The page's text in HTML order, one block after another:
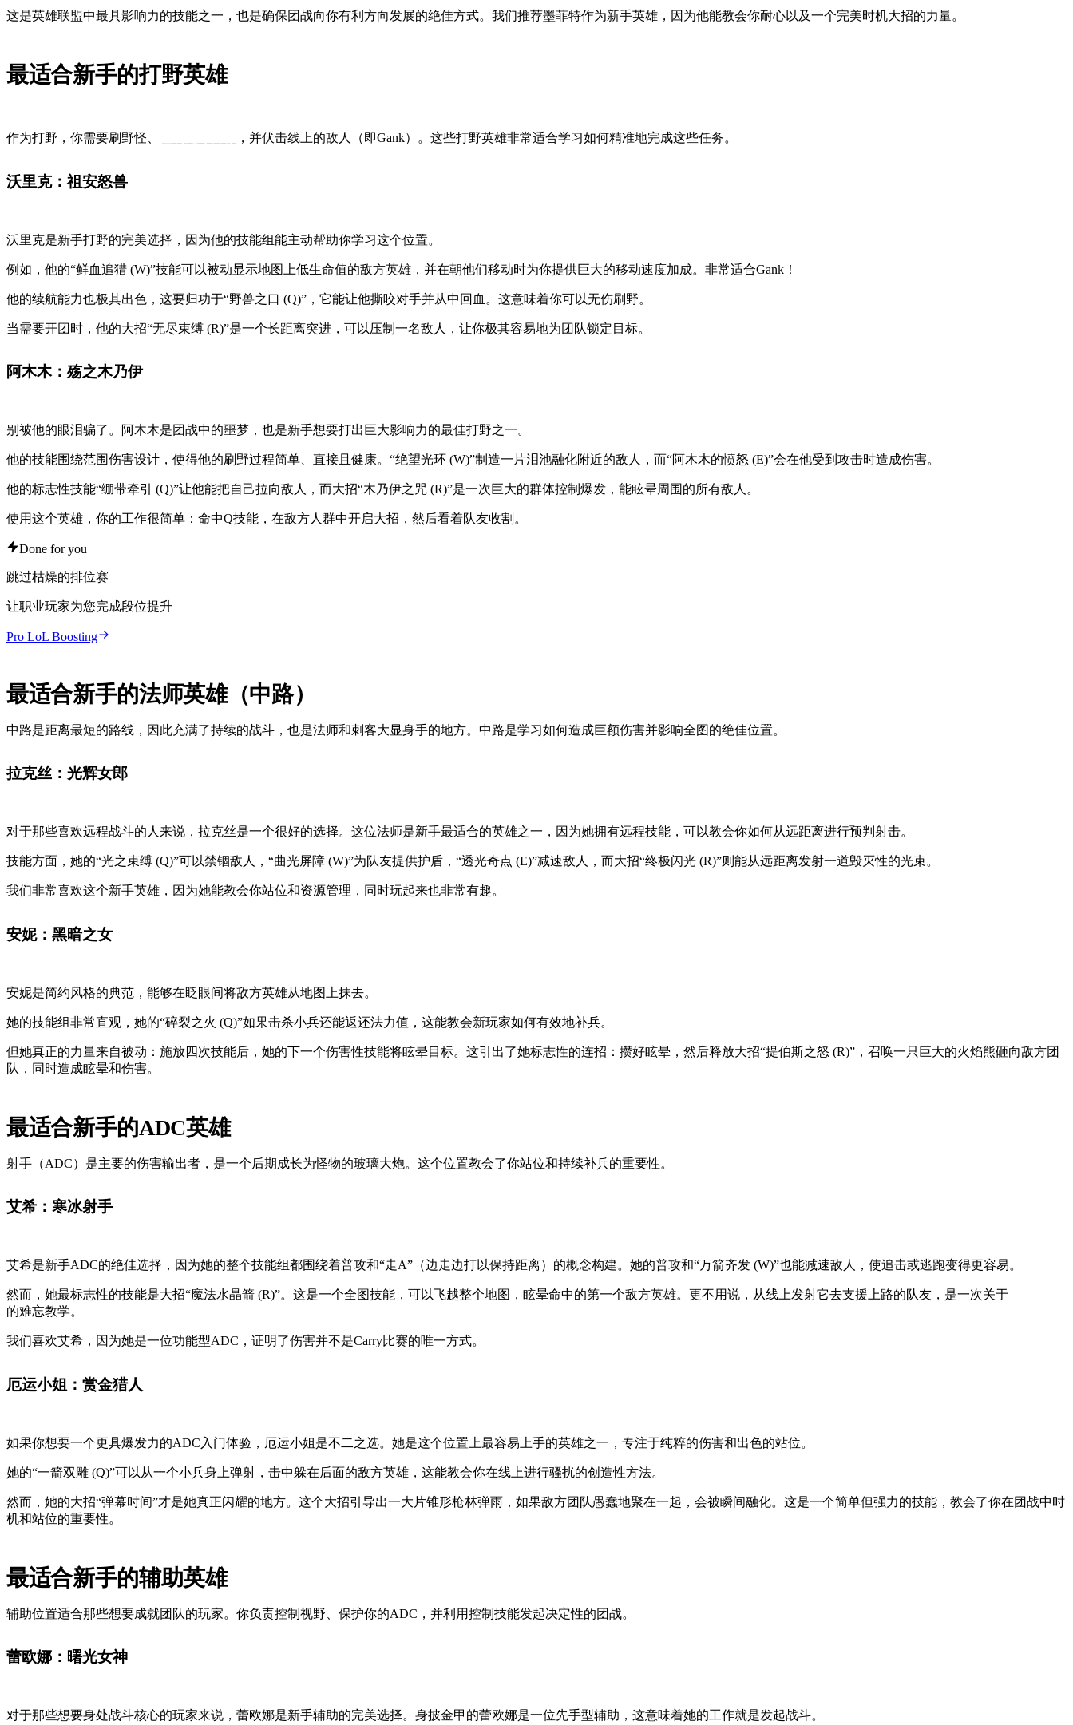
这是英雄联盟中最具影响力的技能之一，也是确保团战向你有利方向发展的绝佳方式。我们推荐墨菲特作为新手英雄，因为他能教会你耐心以及一个完美时机大招的力量。
最适合新手的打野英雄
作为打野，你需要刷野怪、 ，并伏击线上的敌人（即Gank）。这些打野英雄非常适合学习如何精准地完成这些任务。
沃里克：祖安怒兽
沃里克是新手打野的完美选择，因为他的技能组能主动帮助你学习这个位置。
例如，他的“鲜血追猎 (W)”技能可以被动显示地图上低生命值的敌方英雄，并在朝他们移动时为你提供巨大的移动速度加成。非常适合Gank！
他的续航能力也极其出色，这要归功于“野兽之口 (Q)”，它能让他撕咬对手并从中回血。这意味着你可以无伤刷野。
当需要开团时，他的大招“无尽束缚 (R)”是一个长距离突进，可以压制一名敌人，让你极其容易地为团队锁定目标。
阿木木：殇之木乃伊
别被他的眼泪骗了。阿木木是团战中的噩梦，也是新手想要打出巨大影响力的最佳打野之一。
他的技能围绕范围伤害设计，使得他的刷野过程简单、直接且健康。“绝望光环 (W)”制造一片泪池融化附近的敌人，而“阿木木的愤怒 (E)”会在他受到攻击时造成伤害。
他的标志性技能“绷带牵引 (Q)”让他能把自己拉向敌人，而大招“木乃伊之咒 (R)”是一次巨大的群体控制爆发，能眩晕周围的所有敌人。
使用这个英雄，你的工作很简单：命中Q技能，在敌方人群中开启大招，然后看着队友收割。
Done for you
跳过枯燥的排位赛
让职业玩家为您完成段位提升
Pro LoL Boosting
最适合新手的法师英雄（中路）
中路是距离最短的路线，因此充满了持续的战斗，也是法师和刺客大显身手的地方。中路是学习如何造成巨额伤害并影响全图的绝佳位置。
拉克丝：光辉女郎
对于那些喜欢远程战斗的人来说，拉克丝是一个很好的选择。这位法师是新手最适合的英雄之一，因为她拥有远程技能，可以教会你如何从远距离进行预判射击。
技能方面，她的“光之束缚 (Q)”可以禁锢敌人，“曲光屏障 (W)”为队友提供护盾，“透光奇点 (E)”减速敌人，而大招“终极闪光 (R)”则能从远距离发射一道毁灭性的光束。
我们非常喜欢这个新手英雄，因为她能教会你站位和资源管理，同时玩起来也非常有趣。
安妮：黑暗之女
安妮是简约风格的典范，能够在眨眼间将敌方英雄从地图上抹去。
她的技能组非常直观，她的“碎裂之火 (Q)”如果击杀小兵还能返还法力值，这能教会新玩家如何有效地补兵。
但她真正的力量来自被动：施放四次技能后，她的下一个伤害性技能将眩晕目标。这引出了她标志性的连招：攒好眩晕，然后释放大招“提伯斯之怒 (R)”，召唤一只巨大的火焰熊砸向敌方团
队，同时造成眩晕和伤害。
最适合新手的ADC英雄
射手（ADC）是主要的伤害输出者，是一个后期成长为怪物的玻璃大炮。这个位置教会了你站位和持续补兵的重要性。
艾希：寒冰射手
艾希是新手ADC的绝佳选择，因为她的整个技能组都围绕着普攻和“走A”（边走边打以保持距离）的概念构建。她的普攻和“万箭齐发 (W)”也能减速敌人，使追击或逃跑变得更容易。
然而，她最标志性的技能是大招“魔法水晶箭 (R)”。这是一个全图技能，可以飞越整个地图，眩晕命中的第一个敌方英雄。更不用说，从线上发射它去支援上路的队友，是一次关于
的难忘教学。
我们喜欢艾希，因为她是一位功能型ADC，证明了伤害并不是Carry比赛的唯一方式。
厄运小姐：赏金猎人
如果你想要一个更具爆发力的ADC入门体验，厄运小姐是不二之选。她是这个位置上最容易上手的英雄之一，专注于纯粹的伤害和出色的站位。
她的“一箭双雕 (Q)”可以从一个小兵身上弹射，击中躲在后面的敌方英雄，这能教会你在线上进行骚扰的创造性方法。
然而，她的大招“弹幕时间”才是她真正闪耀的地方。这个大招引导出一大片锥形枪林弹雨，如果敌方团队愚蠢地聚在一起，会被瞬间融化。这是一个简单但强力的技能，教会了你在团战中时
机和站位的重要性。
最适合新手的辅助英雄
辅助位置适合那些想要成就团队的玩家。你负责控制视野、保护你的ADC，并利用控制技能发起决定性的团战。
蕾欧娜：曙光女神
对于那些想要身处战斗核心的玩家来说，蕾欧娜是新手辅助的完美选择。身披金甲的蕾欧娜是一位先手型辅助，这意味着她的工作就是发起战斗。